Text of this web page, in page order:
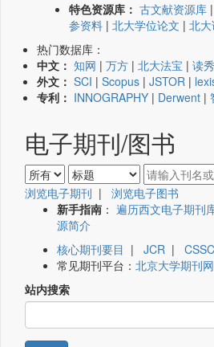
特色资源库： 古文献资源库 |
参资料 | 北大学位论文 | 北
热门数据库：
中文： 知网 | 万方 | 北大法宝 | 读秀
外文： SCI | Scopus | JSTOR |
专利： INNOGRAPHY | Derwent |
电子期刊/图书
浏览电子期刊 | 浏览电子图书
新手指南 ： 遍历西文电子期刊
源简介
核心期刊要目 | JCR |
常见期刊平台： 北京大学期刊网
站内搜索